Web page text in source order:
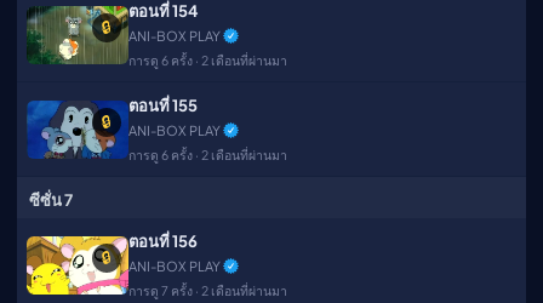
🔒
ตอนที่ 154
ANI-BOX PLAY
การดู 6 ครั้ง · 2 เดือนที่ผ่านมา
🔒
ตอนที่ 155
ANI-BOX PLAY
การดู 6 ครั้ง · 2 เดือนที่ผ่านมา
ซีซั่น 7
🔒
ตอนที่ 156
ANI-BOX PLAY
การดู 7 ครั้ง · 2 เดือนที่ผ่านมา